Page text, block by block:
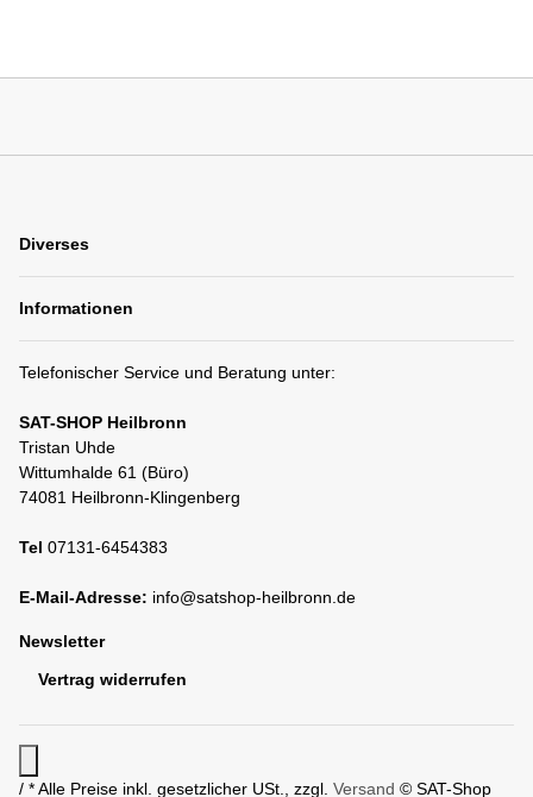
Diverses
Informationen
Telefonischer Service und Beratung unter:
SAT-SHOP Heilbronn
Tristan Uhde
Wittumhalde 61 (Büro)
74081 Heilbronn-Klingenberg
Tel 07131-6454383
E-Mail-Adresse: info@satshop-heilbronn.de
Newsletter
Vertrag widerrufen
/ * Alle Preise inkl. gesetzlicher USt., zzgl. Versand © SAT-Shop